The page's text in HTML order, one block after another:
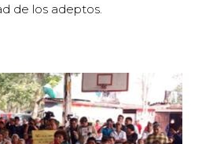
de los adeptos.